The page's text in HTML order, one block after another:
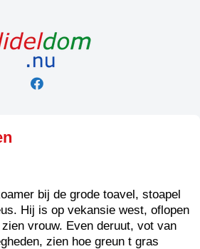
bij de grode toavel, stoapel
Hij is op vekansie west, oflopen
vrouw. Even deruut, vot van
zien hoe greun t gras